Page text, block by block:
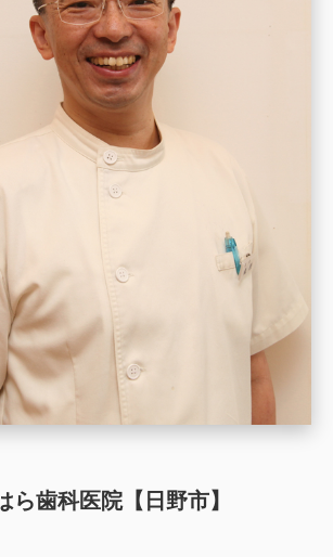
ら歯科医院【日野市】